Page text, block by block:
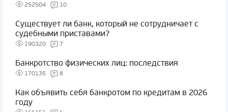
252504 10
Существует ли банк, который не сотрудничает с
судебными приставами?
190320 7
Банкротство физических лиц: последствия
170135 8
Как объявить себя банкротом по кредитам в 2026
году